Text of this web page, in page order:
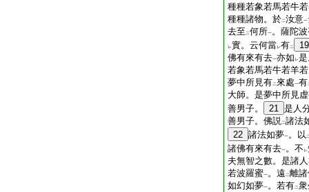
種種若象若馬若牛
種種諸物。於二汝意一
去至 二何所一。薩陀
レ實。云何當レ有二
19
佛有來有去一亦如 レ
若象若馬若牛若羊
夢中所見有二來處一有
大師。是夢中所見
善男子。
21 是人
善男子。佛説二諸法
22 諸法如夢一。以
諸佛有來有去一。不 レ
夫無智之數。是諸
若波羅蜜一。遠 二離
如幻如夢一。若有二